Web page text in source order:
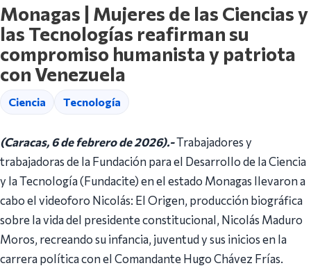
Monagas | Mujeres de las Ciencias y
las Tecnologías reafirman su
compromiso humanista y patriota
con Venezuela
Ciencia Tecnología
(Caracas, 6 de febrero de 2026).-Trabajadores y
trabajadoras de la Fundación para el Desarrollo de la Ciencia
y la Tecnología (Fundacite) en el estado Monagas llevaron a
cabo el videoforo Nicolás: El Origen, producción biográfica
sobre la vida del presidente constitucional, Nicolás Maduro
Moros, recreando su infancia, juventud y sus inicios en la
carrera política con el Comandante Hugo Chávez Frías.